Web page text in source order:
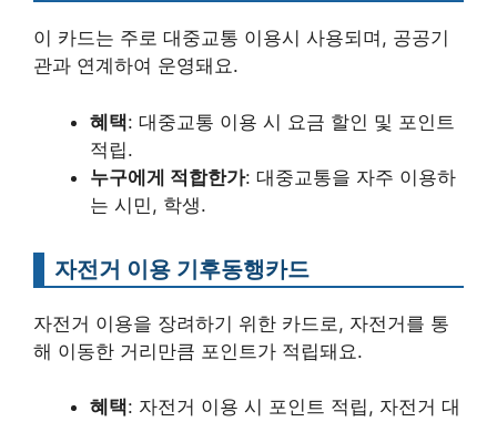
이 카드는 주로 대중교통 이용시 사용되며, 공공기
관과 연계하여 운영돼요.
혜택: 대중교통 이용 시 요금 할인 및 포인트
적립.
누구에게 적합한가: 대중교통을 자주 이용하
는 시민, 학생.
자전거 이용 기후동행카드
자전거 이용을 장려하기 위한 카드로, 자전거를 통
해 이동한 거리만큼 포인트가 적립돼요.
혜택: 자전거 이용 시 포인트 적립, 자전거 대